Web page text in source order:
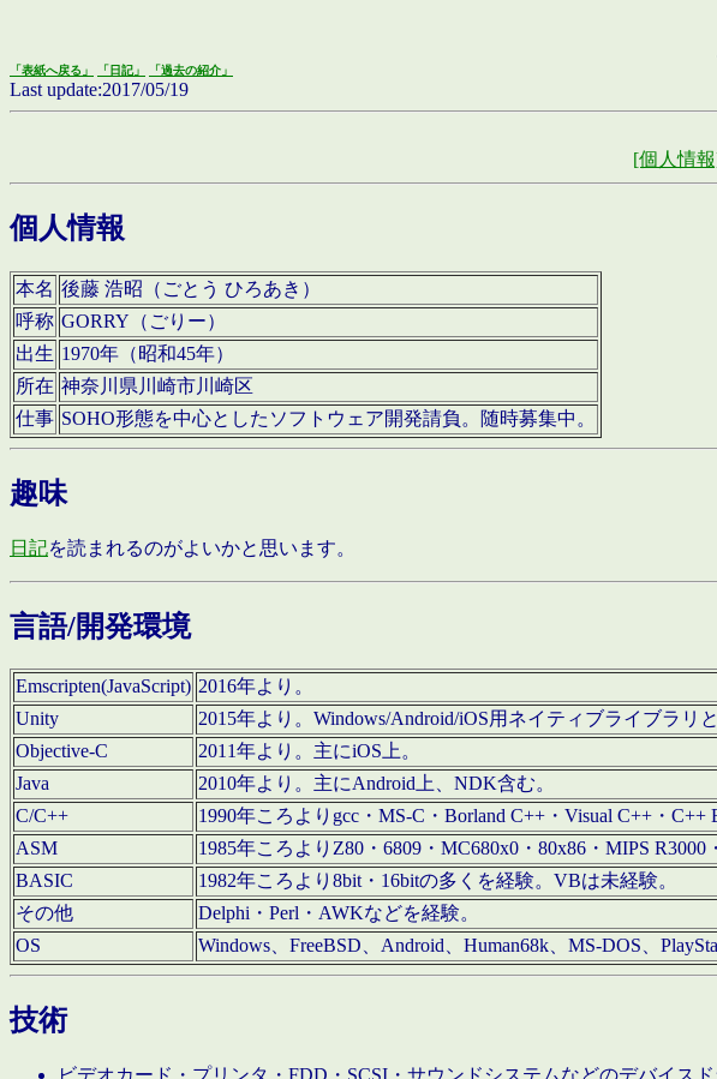
「表紙へ戻る」 「日記」 「過去の紹介」
Last update:2017/05/19
[個人情
個人情報
本名 後藤 浩昭（ごとう ひろあき）
呼称 GORRY（ごりー）
出生 1970年（昭和45年）
所在 神奈川県川崎市川崎区
仕事 SOHO形態を中心としたソフトウェア開発請負。随時募集中。
趣味
日記を読まれるのがよいかと思います。
言語/開発環境
Emscripten(JavaScript) 2016年より。
Unity
2015年より。Windows/Android/iOS用ネイティブライブラリ
Objective-C
2011年より。主にiOS上。
Java
2010年より。主にAndroid上、NDK含む。
C/C++
1990年ころよりgcc・MS-C・Borland C++・Visual C++・C++
ASM
1985年ころよりZ80・6809・MC680x0・80x86・MIPS
BASIC
1982年ころより8bit・16bitの多くを経験。VBは未経験。
その他
Delphi・Perl・AWKなどを経験。
OS
Windows、FreeBSD、Android、Human68k、MS-DOS、
技術